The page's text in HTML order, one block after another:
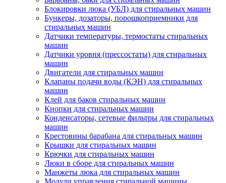
Блокировки люка (УБЛ) для стиральных машин
Бункеры, дозаторы, порошкоприемники для
стиральных машин
Датчики температуры, термостаты стиральных
машин
Датчики уровня (прессостаты) для стиральных
машин
Двигатели для стиральных машин
Клапаны подачи воды (КЭН) для стиральных
машин
Клей для баков стиральных машин
Кнопки для стиральных машин
Конденсаторы, сетевые фильтры для стиральных
машин
Крестовины барабана для стиральных машин
Крышки для стиральных машин
Крючки для стиральных машин
Люки в сборе для стиральных машин
Манжеты люка для стиральных машин
Модули управления стиральной машины